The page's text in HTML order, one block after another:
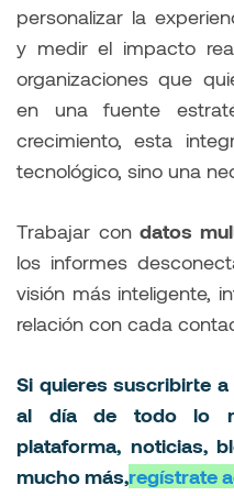
personalizar la
y medir el impacto
organizaciones que
en una fuente
crecimiento, esta
tecnológico, sino una
Trabajar condatos
los informes
visión más inteligente,
relación con cada
Si quieres suscribirte
al día de todo lo
plataforma, noticias,
mucho más,regístrate